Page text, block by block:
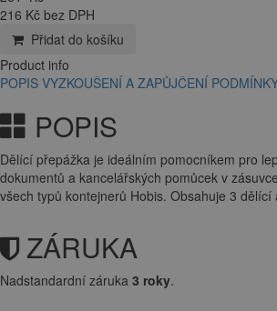
216 Kč bez DPH
Přidat do košíku
Product info
POPIS VYZKOUŠENÍ A ZAPŮJČENÍ
POPIS
Dělící přepážka je ideálním pomocníkem pro
dokumentů a kancelářských pomůcek v
všech typů kontejnerů Hobis. Obsahuje 3 dělící
ZÁRUKA
Nadstandardní záruka 3 roky.